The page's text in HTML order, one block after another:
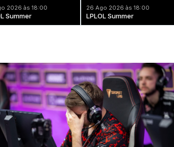
2026 às 18:00
Summer
26 Ago 2026 às 18:00
LPLOL Summer